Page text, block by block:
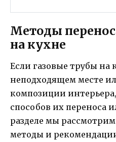
Методы
на кухне
Если газовые трубы на
неподходящем месте
композиции
способов их переноса
разделе мы
методы и